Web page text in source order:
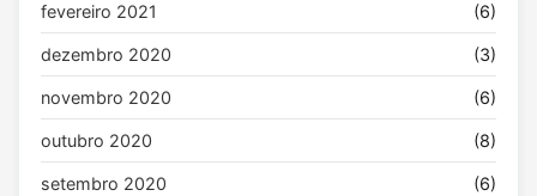
fevereiro 2021 (6)
dezembro 2020 (3)
novembro 2020 (6)
outubro 2020 (8)
setembro 2020 (6)